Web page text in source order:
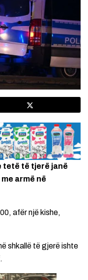
tetë të tjerë janë
armë në
afër një kishe,
shkallë të gjerë ishte